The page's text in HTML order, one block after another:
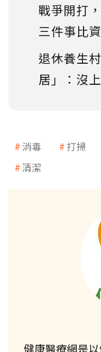
戰爭開打
三件事比
退休養生
居」：沒
消毒 打掃
清潔
健康醫療網是